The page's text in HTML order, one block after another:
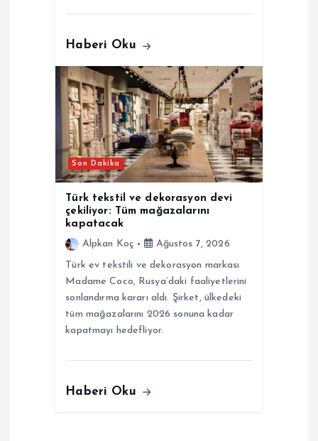
Haberi Oku
Son Dakika
Türk tekstil ve dekorasyon devi
çekiliyor: Tüm mağazalarını
kapatacak
Alpkan Koç
Ağustos 7, 2026
Türk ev tekstili ve dekorasyon markası
Madame Coco, Rusya’daki faaliyetlerini
sonlandırma kararı aldı. Şirket, ülkedeki
tüm mağazalarını 2026 sonuna kadar
kapatmayı hedefliyor.
Haberi Oku